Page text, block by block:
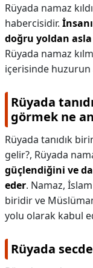
Rüyada namaz
habercisidir.
doğru yoldan
Rüyada namaz
içerisinde huzurun
Rüyada
görmek ne
Rüyada tanıdık
gelir?, Rüyada
güçlendiğini ve
eder. Namaz,
biridir ve
yolu olarak kabul
Rüyada